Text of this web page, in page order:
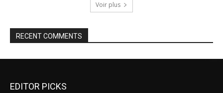
Voir plus
RECENT COMMENTS
EDITOR PICKS